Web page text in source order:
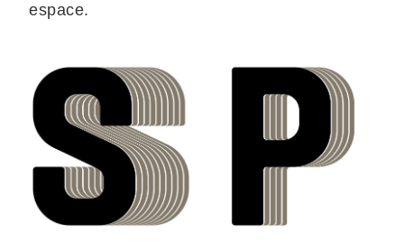
espace.